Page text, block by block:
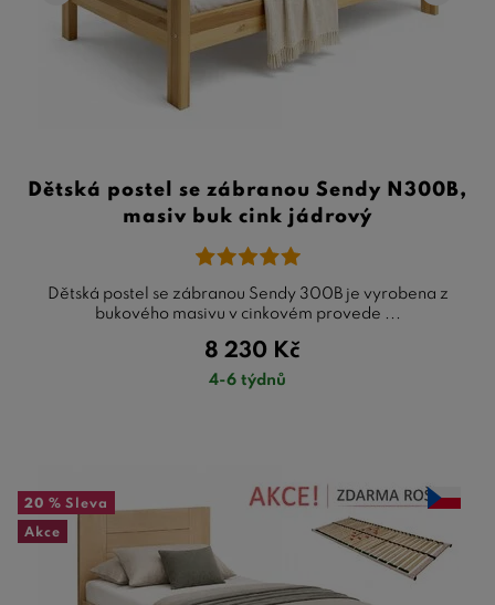
Dětská postel se zábranou Sendy N300B,
masiv buk cink jádrový
Dětská postel se zábranou Sendy 300B je vyrobena z
bukového masivu v cinkovém provede ...
8 230 Kč
4-6 týdnů
20 % Sleva
Akce